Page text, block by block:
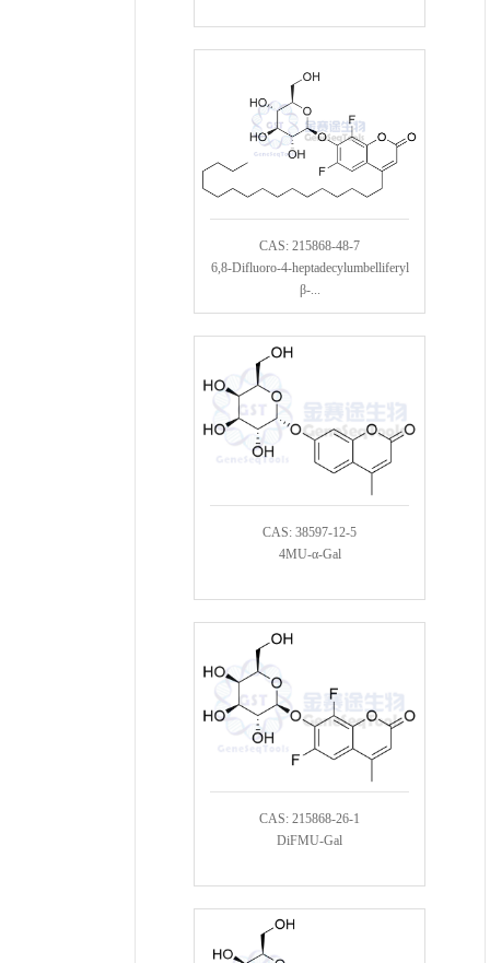
CAS: 215868-48-7
6,8-Difluoro-4-heptadecylumbelliferyl
β-...
CAS: 38597-12-5
4MU-α-Gal
CAS: 215868-26-1
DiFMU-Gal